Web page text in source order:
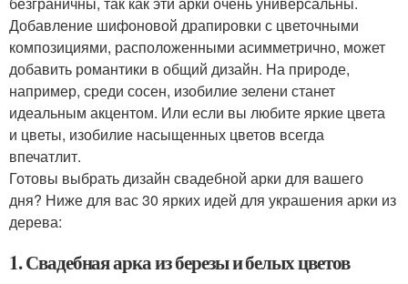
Добавление шифоновой драпировки с цветочными
композициями, расположенными асимметрично, может
добавить романтики в общий дизайн. На природе,
например, среди сосен, изобилие зелени станет
идеальным акцентом. Или если вы любите яркие цвета
и цветы, изобилие насыщенных цветов всегда
впечатлит.
Готовы выбрать дизайн свадебной арки для вашего
дня? Ниже для вас 30 ярких идей для украшения арки из
дерева:
1. Свадебная арка из березы и белых цветов